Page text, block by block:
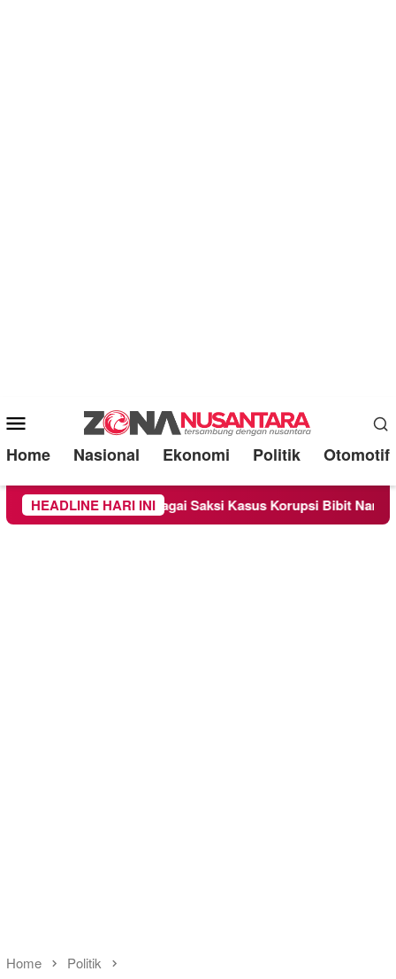
Mobile
Menu
Home Nasional Ekonomi Politik Otomotif
HEADLINE HARI INI
Diperiksa Sebagai Saksi Kasus Korupsi Bibit Nanas Sulsel
Home Politik